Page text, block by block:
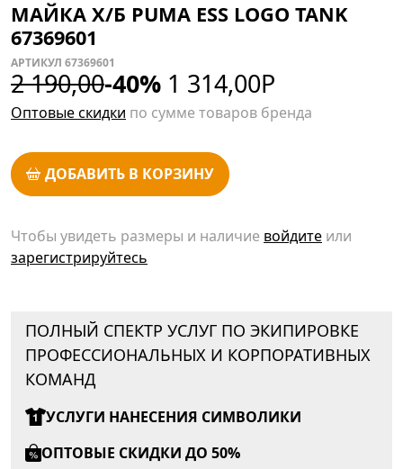
МАЙКА Х/Б PUMA ESS LOGO TANK
67369601
АРТИКУЛ 67369601
2 190,00-40% 1 314,00Р
Оптовые скидки по сумме товаров бренда
ДОБАВИТЬ В КОРЗИНУ
Чтобы увидеть размеры и наличие войдите или
зарегистрируйтесь
ПОЛНЫЙ СПЕКТР УСЛУГ ПО ЭКИПИРОВКЕ
ПРОФЕССИОНАЛЬНЫХ И КОРПОРАТИВНЫХ
КОМАНД
УСЛУГИ НАНЕСЕНИЯ СИМВОЛИКИ
ОПТОВЫЕ СКИДКИ ДО 50%